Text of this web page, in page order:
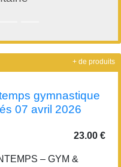
gymnastique
07 avril 2026
23.00 €
– GYM &
+ de produits